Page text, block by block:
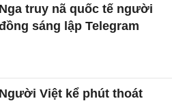
Nga truy nã quốc tế người
sáng lập Telegram
Người Việt kể phút thoát